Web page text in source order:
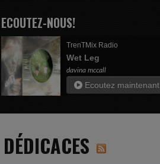
ECOUTEZ-NOUS!
TrenTMix Radio
Wet Leg
davina mccall
Ecoutez maintenant
DÉDICACES